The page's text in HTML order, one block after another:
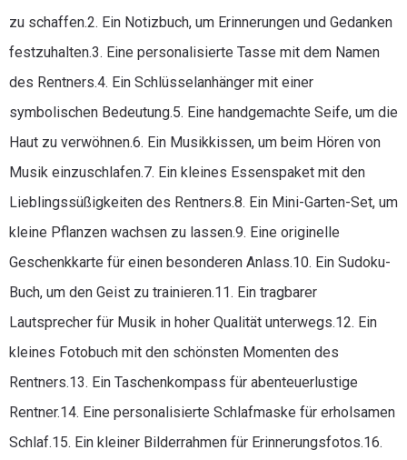
zu schaffen.2. Ein Notizbuch, um Erinnerungen und Gedanken
festzuhalten.3. Eine personalisierte Tasse mit dem Namen
des Rentners.4. Ein Schlüsselanhänger mit einer
symbolischen Bedeutung.5. Eine handgemachte Seife, um die
Haut zu verwöhnen.6. Ein Musikkissen, um beim Hören von
Musik einzuschlafen.7. Ein kleines Essenspaket mit den
Lieblingssüßigkeiten des Rentners.8. Ein Mini-Garten-Set, um
kleine Pflanzen wachsen zu lassen.9. Eine originelle
Geschenkkarte für einen besonderen Anlass.10. Ein Sudoku-
Buch, um den Geist zu trainieren.11. Ein tragbarer
Lautsprecher für Musik in hoher Qualität unterwegs.12. Ein
kleines Fotobuch mit den schönsten Momenten des
Rentners.13. Ein Taschenkompass für abenteuerlustige
Rentner.14. Eine personalisierte Schlafmaske für erholsamen
Schlaf.15. Ein kleiner Bilderrahmen für Erinnerungsfotos.16.